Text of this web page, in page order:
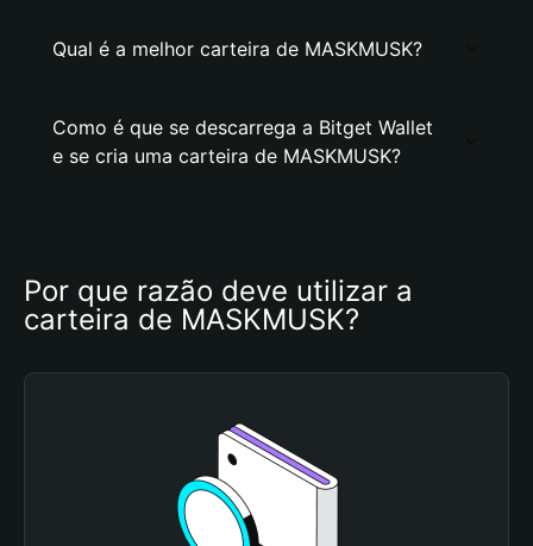
Qual é a melhor carteira de MASKMUSK?
Como é que se descarrega a Bitget Wallet
e se cria uma carteira de MASKMUSK?
Por que razão deve utilizar a
carteira de MASKMUSK?